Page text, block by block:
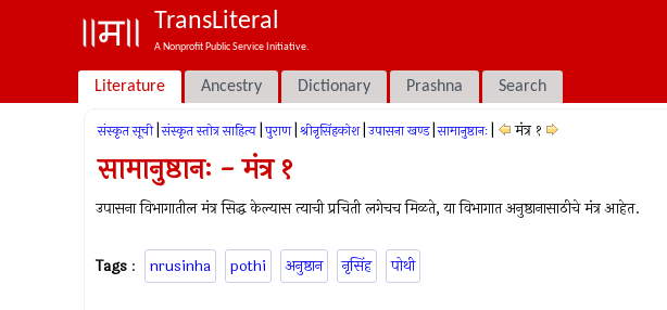
TransLiteral
A Nonprofit Public Service Initiative.
Literature Ancestry Dictionary Prashna Search
संस्कृत सूची संस्कृत स्तोत्र साहित्य पुराण श्रीनृसिंहकोश उपासना खण्ड सामानुष्ठानः मंत्र १
सामानुष्ठानः - मंत्र १
उपासना विभागातील मंत्र सिद्ध केल्यास त्याची प्रचिती लगेचच मिळते, या विभागात अनुष्ठानासाठीचे मंत्र आहेत.
Tags : nrusinha pothi अनुष्ठान नृसिंह पोथी